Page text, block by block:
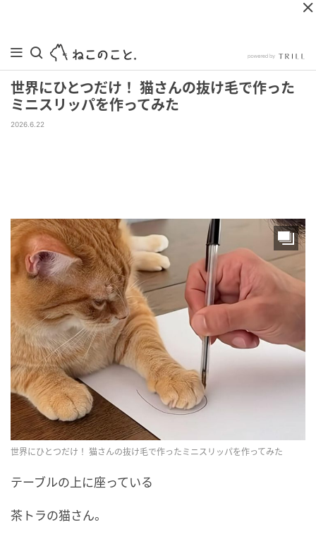
世界にひとつだけ！ 猫さんの抜け毛で作った
ミニスリッパを作ってみた
2026.6.22
世界にひとつだけ！ 猫さんの抜け毛で作ったミニスリッパを作ってみた
テーブルの上に座っている
茶トラの猫さん。